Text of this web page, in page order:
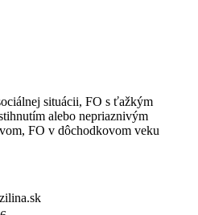
situácii, FO s ťažkým
alebo nepriaznivým
FO v dôchodkovom veku